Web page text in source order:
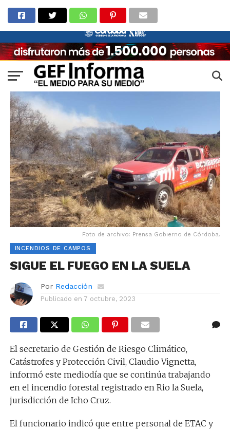
Foto de archivo: Prensa Gobierno de Córdoba.
INCENDIOS DE CAMPOS
SIGUE EL FUEGO EN LA SUELA
Por Redacción
Publicado en 7 octubre, 2023
El secretario de Gestión de Riesgo Climático,
Catástrofes y Protección Civil, Claudio Vignetta,
informó este mediodía que se continúa trabajando
en el incendio forestal registrado en Rio la Suela,
jurisdicción de Icho Cruz.
El funcionario indicó que entre personal de ETAC y